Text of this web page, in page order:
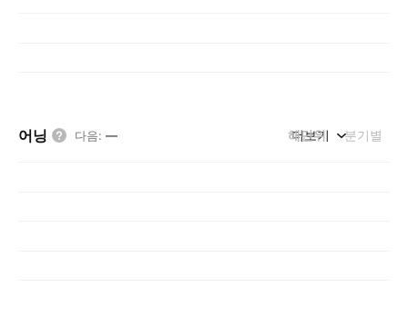
어닝 다음: — 해단위 분기별
더보기